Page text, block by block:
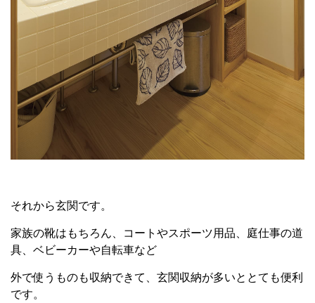
それから玄関です。
家族の靴はもちろん、コートやスポーツ用品、庭仕事の道
具、ベビーカーや自転車など
外で使うものも収納できて、玄関収納が多いととても便利
です。